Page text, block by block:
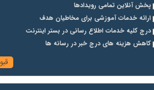
پخش آنلاین تمامی رویدادها
ارائه خدمات آموزشی برای مخاطیان هدف
درج کلیه خدمات اطلاع رسانی در بستر اینترنت
کاهش هزینه های درج خبر در رسانه ها